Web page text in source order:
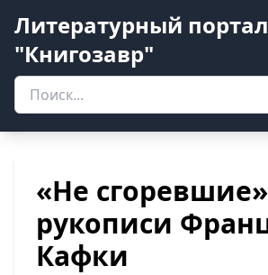
Литературный портал
"Книгозавр"
«Не сгоревшие»
рукописи
Кафки